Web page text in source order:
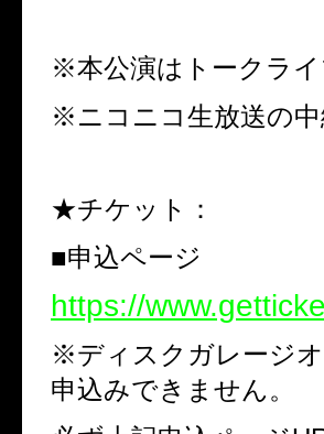
※本公演はトークラ
※ニコニコ生放送の
★チケット：
■申込ページ
https://
※ディスクガレージ
申込みできません。